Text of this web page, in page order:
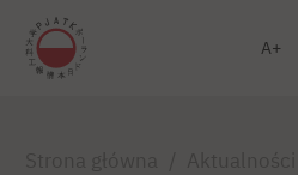
A